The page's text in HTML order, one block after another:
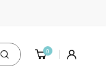
0 חיפוש